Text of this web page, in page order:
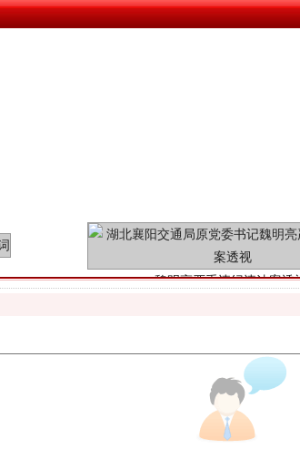
生物安全法正式实施